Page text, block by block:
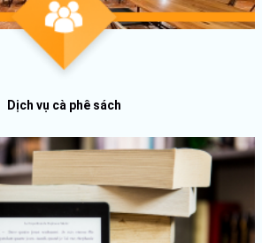
Dịch vụ cà phê sách